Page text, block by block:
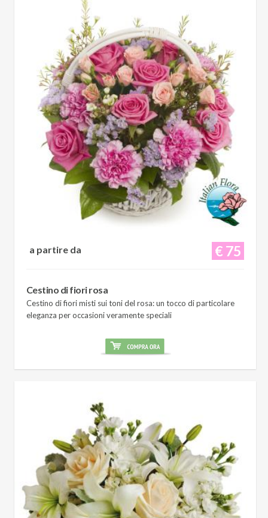
€ 75
a partire da
Cestino di fiori rosa
Cestino di fiori misti sui toni del rosa: un tocco di particolare
eleganza per occasioni veramente speciali